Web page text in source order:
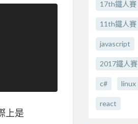
上是
17th鐵人賽
11th鐵人賽
javascript
2017鐵人賽
c# linux
react